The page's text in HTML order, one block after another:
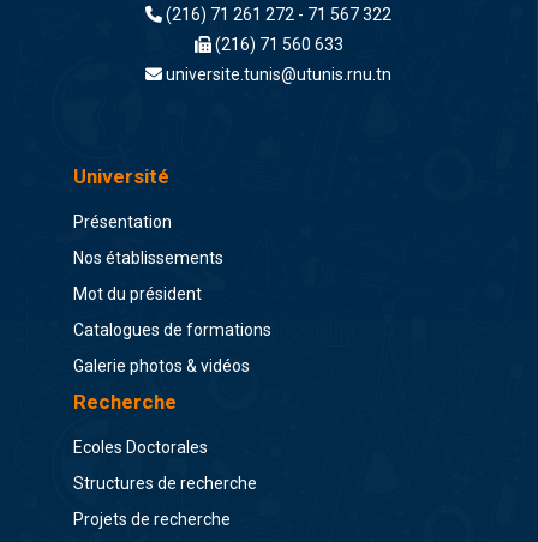
(216) 71 261 272 - 71 567 322
(216) 71 560 633
universite.tunis@utunis.rnu.tn
Université
Présentation
Nos établissements
Mot du président
Catalogues de formations
Galerie photos & vidéos
Recherche
Ecoles Doctorales
Structures de recherche
Projets de recherche